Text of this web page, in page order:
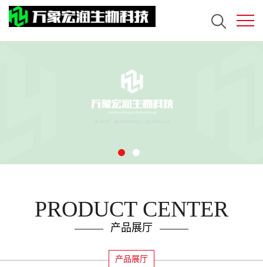
PRODUCT CENTER
产品展厅
产品展厅